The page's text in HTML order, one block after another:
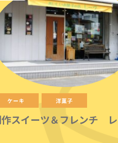
ケーキ 洋菓子
スイーツ＆フレンチ